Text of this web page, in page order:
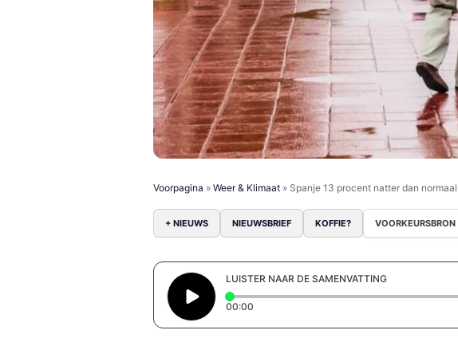
Voorpagina » Weer & Klimaat » Spanje 13 procent natter dan
+ NIEUWS NIEUWSBRIEF KOFFIE? VOORKEURSBRON
LUISTER NAAR DE SAMENVATTING
00:00